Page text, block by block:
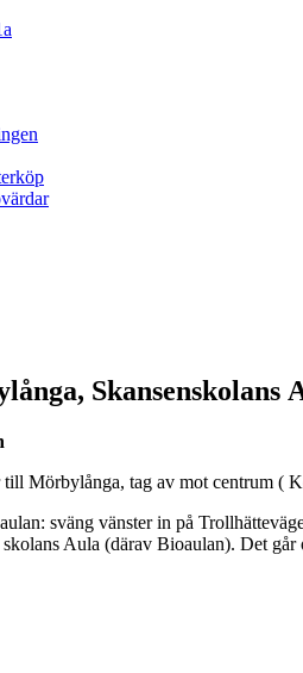
Skansenskolans
Mörbylånga, tag av mot centrum (
sväng vänster in på
Aula (därav Bioaulan). Det